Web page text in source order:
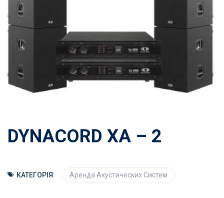
DYNACORD ХА – 2
КАТЕГОРІЯ: Аренда Акустических Систем